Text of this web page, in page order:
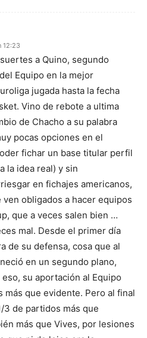
12:23
a Quino, segundo
Equipo en la mejor
jugada hasta la fecha
Vino de rebote a ultima
de Chacho a su palabra
pocas opciones en el
fichar un base titular perfil
la idea real) y sin
en fichajes americanos,
obligados a hacer equipos
que a veces salen bien …
mal. Desde el primer día
de su defensa, cosa que al
en un segundo plano,
su aportación al Equipo
más que evidente. Pero al final
3 de partidos más que
más que Vives, por lesiones